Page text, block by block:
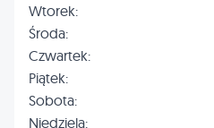
Wtorek:
Środa:
Czwartek:
Piątek:
Sobota:
Niedziela: